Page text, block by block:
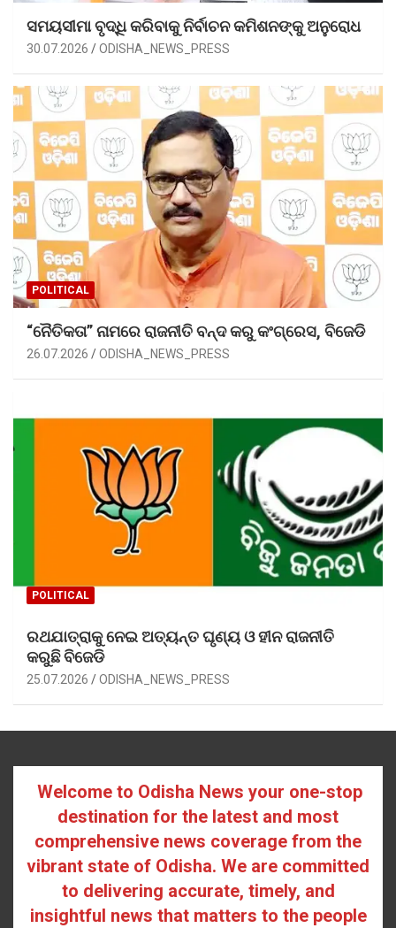
ସମୟସୀମା ବୃଦ୍ଧି କରିବାକୁ ନିର୍ବାଚନ କମିଶନଙ୍କୁ ଅନୁରୋଧ
30.07.2026 ODISHA_NEWS_PRESS
POLITICAL
“ନୈତିକତା” ନାମରେ ରାଜନୀତି ବନ୍ଦ କରୁ କଂଗ୍ରେସ, ବିଜେଡି
26.07.2026 ODISHA_NEWS_PRESS
POLITICAL
ରଥଯାତ୍ରାକୁ ନେଇ ଅତ୍ୟନ୍ତ ଘୃଣ୍ୟ ଓ ହୀନ ରାଜନୀତି
କରୁଛି ବିଜେଡି
25.07.2026 ODISHA_NEWS_PRESS
Welcome to Odisha News your one-stop
destination for the latest and most
comprehensive news coverage from the
vibrant state of Odisha. We are committed
to delivering accurate, timely, and
insightful news that matters to the people